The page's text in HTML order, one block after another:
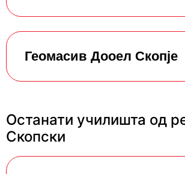
Геомасив Дооел Скопје
Останати училишта од
Скопски